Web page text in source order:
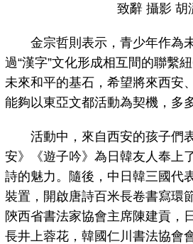
致辭 攝影 胡
金宗哲則表示，青少年作為
過“漢字”文化形成相互間的聯繫
未來和平的基石，希望將來西安
能夠以東亞文都活動為契機，多
活動中，來自西安的孩子們
安》《遊子吟》為日韓友人奉上
詩的魅力。隨後，中日韓三國代
裝置，開啟唐詩百米長卷書寫環
陝西省書法家協會主席陳建貢，
長井上蓉花，韓國仁川書法協會